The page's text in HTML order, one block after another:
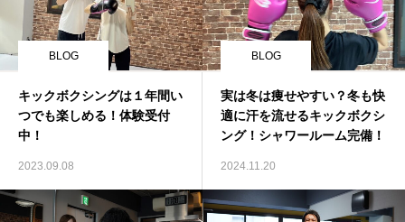
BLOG
キックボクシングは１年間い
つでも楽しめる！体験受付
中！
2023.09.08
BLOG
実は冬は痩せやすい？冬も快
適に汗を流せるキックボクシ
ング！シャワールーム完備！
2024.11.20